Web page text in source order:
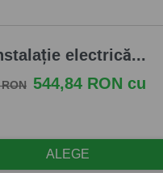
electrică...
bazaPret
544,84 RON cu
ALEGE